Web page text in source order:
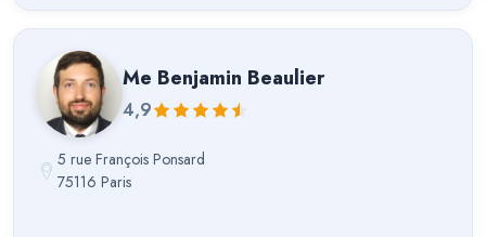
Me Benjamin Beaulier
4,9
5 rue François Ponsard
75116 Paris